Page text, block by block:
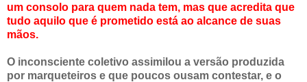
um consolo para quem nada tem, mas que acredita que
tudo aquilo que é prometido está ao alcance de suas
mãos.
O inconsciente coletivo assimilou a versão produzida
por marqueteiros e que poucos ousam contestar, e o